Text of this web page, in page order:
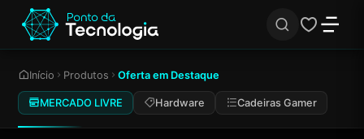
Início Produtos Oferta em Destaque
MERCADO LIVRE Hardware Cadeiras Gamer